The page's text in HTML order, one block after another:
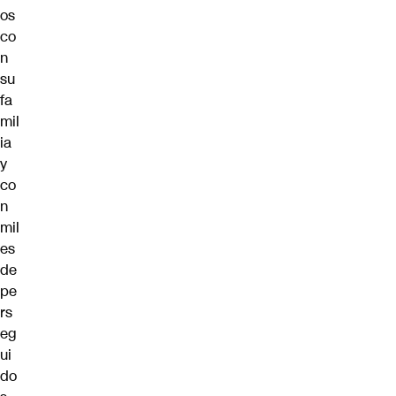
os
co
n
su
fa
mil
ia
y
co
n
mil
es
de
pe
rs
eg
ui
do